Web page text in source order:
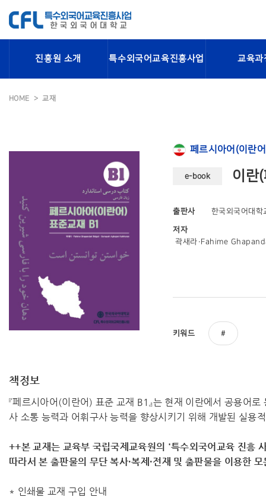
진흥원 소개 특수외국어교육진흥사업 교육과
HOME 교재
페르시아어(이란
e-book 이란
출판사 한국외국어대학
저자
곽새라·Fahime
키워드
책정보
『페르시아어(이란어) 표준 교재 B1』는 현재 이란에서 공용어
사 소통 능력과 어휘구사 능력을 향상시키기 위해 개발된 실용
++본 교재는 교육부 국립국제교육원의 '특수외국어교육 진흥
따라서 ​본 출판물의 무단 복사·복제·전재 및 출판물을 이용한
* 인쇄물 교재 구입 안내